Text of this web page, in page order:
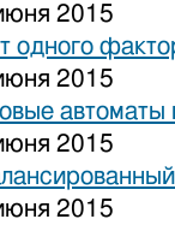
2015
одного
2015
2015
2015